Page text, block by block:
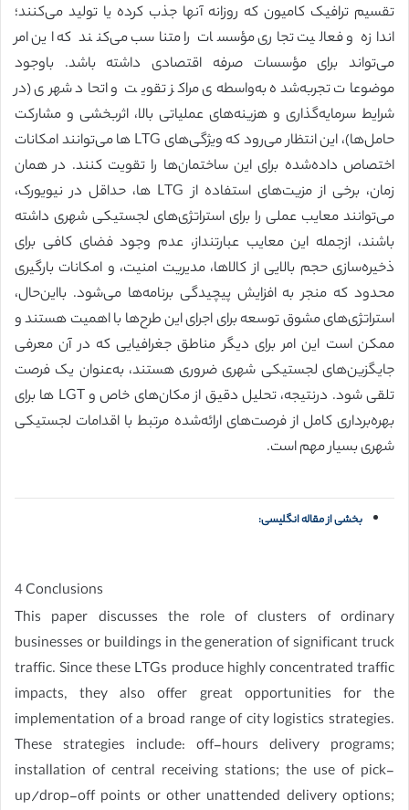
تقسیم ترافیک کامیون که روزانه آنها جذب کرده یا تولید می‌کنند؛
اندازه و فعالیت تجاری مؤسسات را متناسب می‌کنند که این امر
می‌تواند برای مؤسسات صرفه اقتصادی داشته باشد. باوجود
موضوعات تجربه‌شده به‌واسطه‌ی مراکز تقویت و اتحاد شهری (در
شرایط سرمایه‌گذاری و هزینه‌های عملیاتی بالا، اثربخشی و مشارکت
حامل‌ها)، این انتظار می‌رود که ویژگی‌های LTG ها می‌توانند امکانات
اختصاص داده‌شده برای این ساختمان‌ها را تقویت کنند. در همان
زمان، برخی از مزیت‌های استفاده از LTG ها، حداقل در نیویورک،
می‌توانند معایب عملی را برای استراتژی‌های لجستیکی شهری داشته
باشند، ازجمله این معایب عبارتنداز، عدم وجود فضای کافی برای
ذخیره‌سازی حجم بالایی از کالاها، مدیریت امنیت، و امکانات بارگیری
محدود که منجر به افزایش پیچیدگی برنامه‌ها می‌شود. بااین‌حال،
استراتژی‌های مشوق توسعه برای اجرای این طرح‌ها با اهمیت هستند و
ممکن است این امر برای دیگر مناطق جغرافیایی که در آن معرفی
جایگزین‌های لجستیکی شهری ضروری هستند، به‌عنوان یک فرصت
تلقی شود. درنتیجه، تحلیل دقیق از مکان‌های خاص و LGT ها برای
بهره‌برداری کامل از فرصت‌های ارائه‌شده مرتبط با اقدامات لجستیکی
شهری بسیار مهم است.
بخشی از مقاله انگلیسی:
4 Conclusions
This paper discusses the role of clusters of ordinary
businesses or buildings in the generation of significant truck
traffic. Since these LTGs produce highly concentrated traffic
impacts, they also offer great opportunities for the
implementation of a broad range of city logistics strategies.
These strategies include: off-hours delivery programs;
installation of central receiving stations; the use of pick-
up/drop-off points or other unattended delivery options;